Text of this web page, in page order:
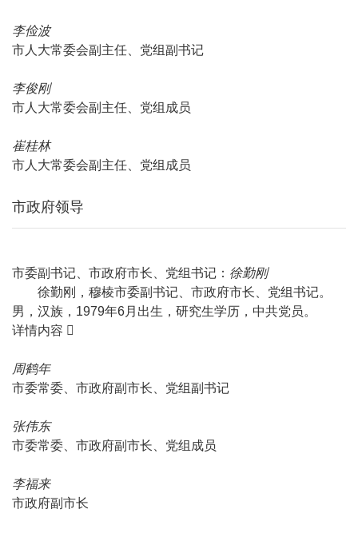
李俭波
市人大常委会副主任、党组副书记
李俊刚
市人大常委会副主任、党组成员
崔桂林
市人大常委会副主任、党组成员
市政府领导
市委副书记、市政府市长、党组书记： 徐勤刚
徐勤刚，穆棱市委副书记、市政府市长、党组书记。
男，汉族，1979年6月出生，研究生学历，中共党员。
详情内容
周鹤年
市委常委、市政府副市长、党组副书记
张伟东
市委常委、市政府副市长、党组成员
李福来
市政府副市长